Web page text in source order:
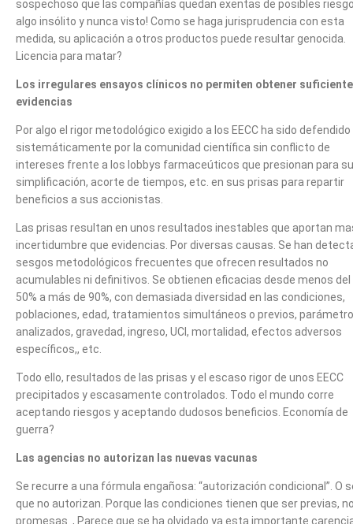
sospechoso que las compañías quedan exentas de posibles
algo insólito y nunca visto! Como se haga jurisprudencia con esta
medida, su aplicación a otros productos puede resultar genocida.
Licencia para matar?
Los irregulares ensayos clínicos no permiten obtener
evidencias
Por algo el rigor metodológico exigido a los EECC ha sido defendido
sistemáticamente por la comunidad científica sin conflicto de
intereses frente a los lobbys farmaceúticos que presionan para su
simplificación, acorte de tiempos, etc. en sus prisas para repartir
beneficios a sus accionistas.
Las prisas resultan en unos resultados inestables que aportan
incertidumbre que evidencias. Por diversas causas. Se han
sesgos metodológicos frecuentes que ofrecen resultados no
acumulables ni definitivos. Se obtienen eficacias desde menos del
50% a más de 90%, con demasiada diversidad en las condiciones,
poblaciones, edad, tratamientos simultáneos o previos,
analizados, gravedad, ingreso, UCI, mortalidad, efectos adversos
específicos,, etc.
Todo ello, resultados de las prisas y el escaso rigor de unos EECC
precipitados y escasamente controlados. Todo el mundo corre
aceptando riesgos y aceptando dudosos beneficios. Economía de
guerra?
Las agencias no autorizan las nuevas vacunas
Se recurre a una fórmula engañosa: “autorización condicional”. O
que no autorizan. Porque las condiciones tienen que ser previas,
promesas.., Parece que se ha olvidado ya esta importante